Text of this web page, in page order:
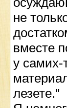
не
вместе
у самих-
лезете."